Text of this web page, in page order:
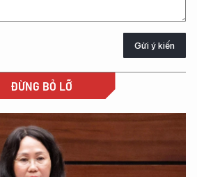
Gửi ý kiến
ĐỪNG BỎ LỠ